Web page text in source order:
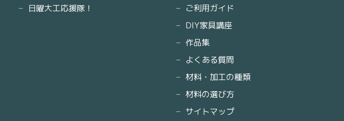
日曜大工応援隊！
ご利用ガイド
DIY家具講座
作品集
よくある質問
材料・加工の種類
材料の選び方
サイトマップ